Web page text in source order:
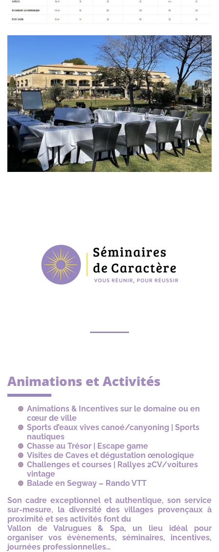
Animations et Activités
Animations & Incentives sur le domaine ou en
cœur de ville
Sports d’eaux vives canoé/canyoning | Sports
nautiques
Chasse au Trésor | Escape game
Visites de Caves et dégustation œnologique
Challenges et courses | Rallyes 2CV/voitures
vintage
Balade en Segway – Rando VTT
Son cadre exceptionnel et authentique, son service
sur-mesure, la diversité des villages provençaux à
proximité et ses activités font du
Vallon de Valrugues & Spa, un lieu idéal pour
organiser vos évènements, séminaires, incentives,
journées professionnelles…